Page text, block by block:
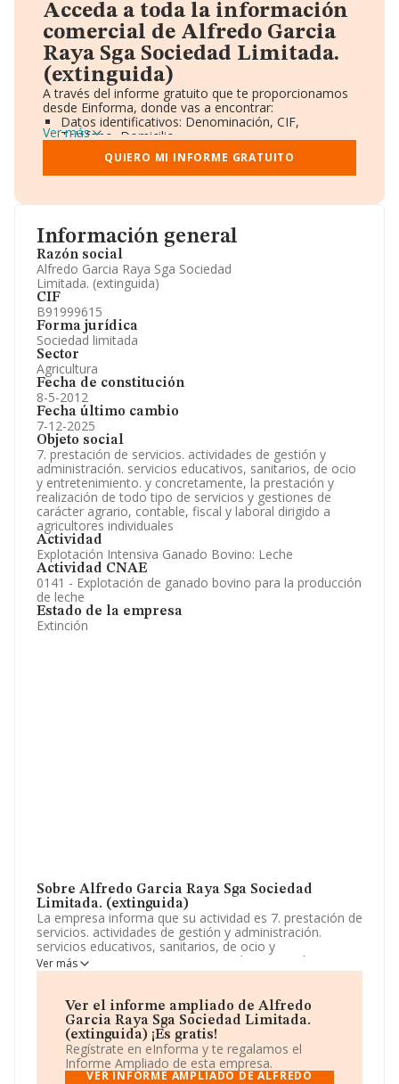
Información general
Razón social
Alfredo Garcia Raya Sga Sociedad
Limitada. (extinguida)
CIF
B91999615
Forma jurídica
Sociedad limitada
Sector
Agricultura
Fecha de constitución
8-5-2012
Fecha último cambio
7-12-2025
Objeto social
7. prestación de servicios. actividades de gestión y
administración. servicios educativos, sanitarios, de ocio
y entretenimiento. y concretamente, la prestación y
realización de todo tipo de servicios y gestiones de
carácter agrario, contable, fiscal y laboral dirigido a
agricultores individuales
Actividad
Explotación Intensiva Ganado Bovino: Leche
Actividad CNAE
0141 - Explotación de ganado bovino para la producción
de leche
Estado de la empresa
Extinción
Sobre Alfredo Garcia Raya Sga Sociedad
Limitada. (extinguida)
La empresa informa que su actividad es 7. prestación de
servicios. actividades de gestión y administración.
servicios educativos, sanitarios, de ocio y
entretenimiento. y concretamente, la prestación y
realización de todo tipo de servicios y gestiones de
agricultores individuales. La empresa aparece inscrita en
el Registro Mercantil como Sociedad Limitada. Clasifica
su actividad CNAE como 'Explotación de ganado bovino
para la producción de leche', código 0141. La sociedad
no tiene actividad en mercados exteriores.
Ver más
Ver el informe ampliado de Alfredo
Garcia Raya Sga Sociedad Limitada.
(extinguida) ¡Es gratis!
Regístrate en eInforma y te regalamos el
Informe Ampliado de esta empresa.
VER INFORME AMPLIADO DE ALFREDO
Acceda a toda la información
comercial de Alfredo Garcia
Raya Sga Sociedad Limitada.
(extinguida)
A través del informe gratuito que te proporcionamos
desde Einforma, donde vas a encontrar:
Datos identificativos: Denominación, CIF,
Teléfono, Domicilio.
Informe Mercantil Completo (BORME).
Gráficos de Evolución Ventas y Empleados.
Consejo de Administración y Administradores.
Accionistas.
Artículos de prensa publicados sobre la empresa.
Información oficial y registral complementaria.
Ver más
QUIERO MI INFORME GRATUITO